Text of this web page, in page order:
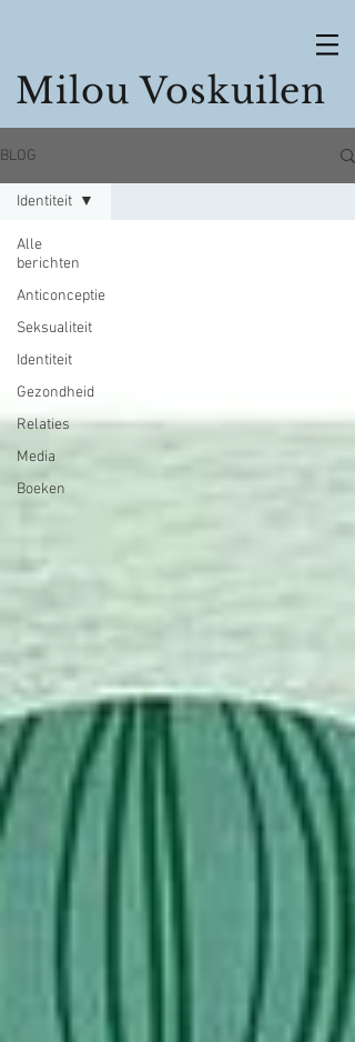
Milou Voskuilen
BLOG
Alle
berichten
Anticonceptie
Seksualiteit
Identiteit
Gezondheid
Relaties
Media
Boeken
Identiteit